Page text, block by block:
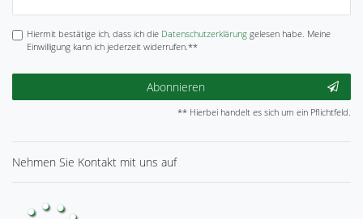
Hiermit bestätige ich, dass ich die Daten­schutz­erklärunggelesen habe. Meine
Einwilligung kann ich jederzeit widerrufen.**
Abonnieren
** Hierbei handelt es sich um ein Pflichtfeld.
Nehmen Sie Kontakt mit uns auf